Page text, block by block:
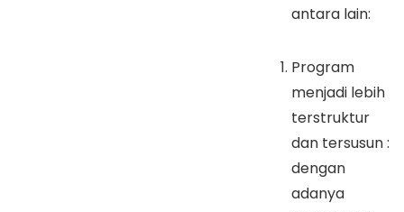
antara lain:
Program
menjadi lebih
terstruktur
dan tersusun :
dengan
adanya